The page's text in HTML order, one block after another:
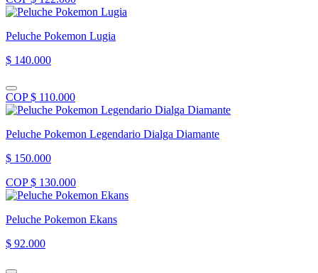
Peluche Pokemon Lugia
$ 140.000
COP $ 110.000
Peluche Pokemon Legendario Dialga Diamante
$ 150.000
COP $ 130.000
Peluche Pokemon Ekans
$ 92.000